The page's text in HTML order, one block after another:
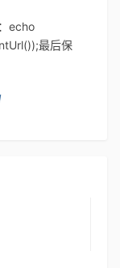
echo
最后保